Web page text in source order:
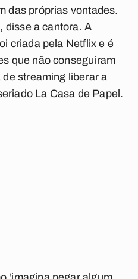
das próprias vontades.
disse a cantora. A
criada pela Netflix e é
que não conseguiram
streaming liberar a
La Casa de Papel.